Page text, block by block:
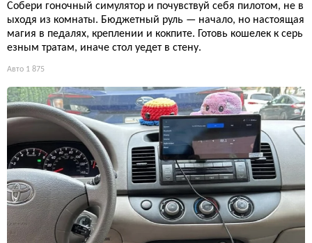
Собери гоночный симулятор и почувствуй себя пилотом, не в
ыходя из комнаты. Бюджетный руль — начало, но настоящая
магия в педалях, креплении и кокпите. Готовь кошелек к серь
езным тратам, иначе стол уедет в стену.
Авто 1 875